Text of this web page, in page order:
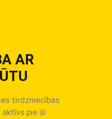
AR
tirdzniecības
pie šī